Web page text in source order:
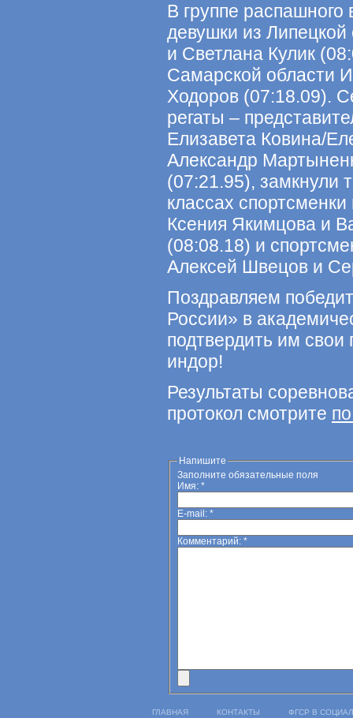
В группе
девушки из
и Светлана Кулик
Самарской области
Ходоров (07:18.09).
регаты –
Елизавета Ковина/
Александр
(07:21.95), замкнули
классах
Ксения Якимцова и
(08:08.18) и
Алексей Швецов и
Поздравляем
России» в
подтвердить им свои
индор!
Результаты
протокол смотрите
Напишите
Заполните обязательные поля
Имя: *
E-mail: *
Комментарий: *
ГЛАВНАЯ КОНТАКТЫ ФГСР В